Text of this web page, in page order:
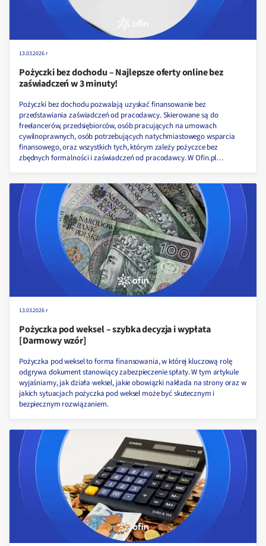
13.03.2026 r
Pożyczki bez dochodu – Najlepsze oferty online bez
zaświadczeń w 3 minuty!
Pożyczki bez dochodu pozwalają uzyskać finansowanie bez
przedstawiania zaświadczeń od pracodawcy. Skierowane są do
freelancerów, przedsiębiorców, osób pracujących na umowach
cywilnoprawnych, osób potrzebujących natychmiastowego wsparcia
finansowego, oraz wszystkich tych, którym zależy pożyczce bez
zbędnych formalności i zaświadczeń od pracodawcy. W Ofin.pl
zbędnych dokumentów!
13.03.2026 r
Pożyczka pod weksel – szybka decyzja i wypłata
[Darmowy wzór]
Pożyczka pod weksel to forma finansowania, w której kluczową rolę
odgrywa dokument stanowiący zabezpieczenie spłaty. W tym artykule
wyjaśniamy, jak działa weksel, jakie obowiązki nakłada na strony oraz w
jakich sytuacjach pożyczka pod weksel może być skutecznym i
bezpiecznym rozwiązaniem.